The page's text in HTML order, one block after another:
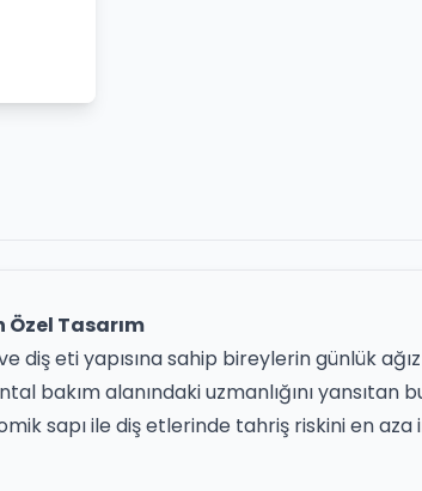
Özel Tasarım
diş eti yapısına sahip bireylerin günlük
bakım alanındaki uzmanlığını
sapı ile diş etlerinde tahriş riskini en